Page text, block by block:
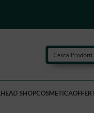
HEAD SHOPCOSMETICA